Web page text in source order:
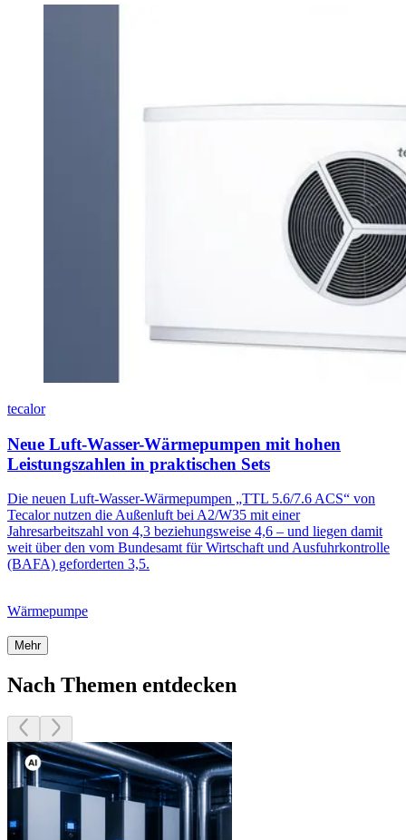
tecalor
Neue Luft-Wasser-Wärmepumpen mit hohen
Leistungszahlen in praktischen Sets
Die neuen Luft-Wasser-Wärmepumpen „TTL 5.6/7.6 ACS“ von
Tecalor nutzen die Außenluft bei A2/W35 mit einer
Jahresarbeitszahl von 4,3 beziehungsweise 4,6 – und liegen damit
weit über den vom Bundesamt für Wirtschaft und Ausfuhrkontrolle
(BAFA) geforderten 3,5.
Wärmepumpe
Mehr
Nach Themen entdecken